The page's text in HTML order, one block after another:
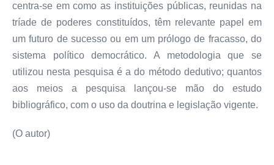
centra-se em como as instituições públicas, reunidas na
tríade de poderes constituídos, têm relevante papel em
um futuro de sucesso ou em um prólogo de fracasso, do
sistema político democrático. A metodologia que se
utilizou nesta pesquisa é a do método dedutivo; quantos
aos meios a pesquisa lançou-se mão do estudo
bibliográfico, com o uso da doutrina e legislação vigente.
(O autor)